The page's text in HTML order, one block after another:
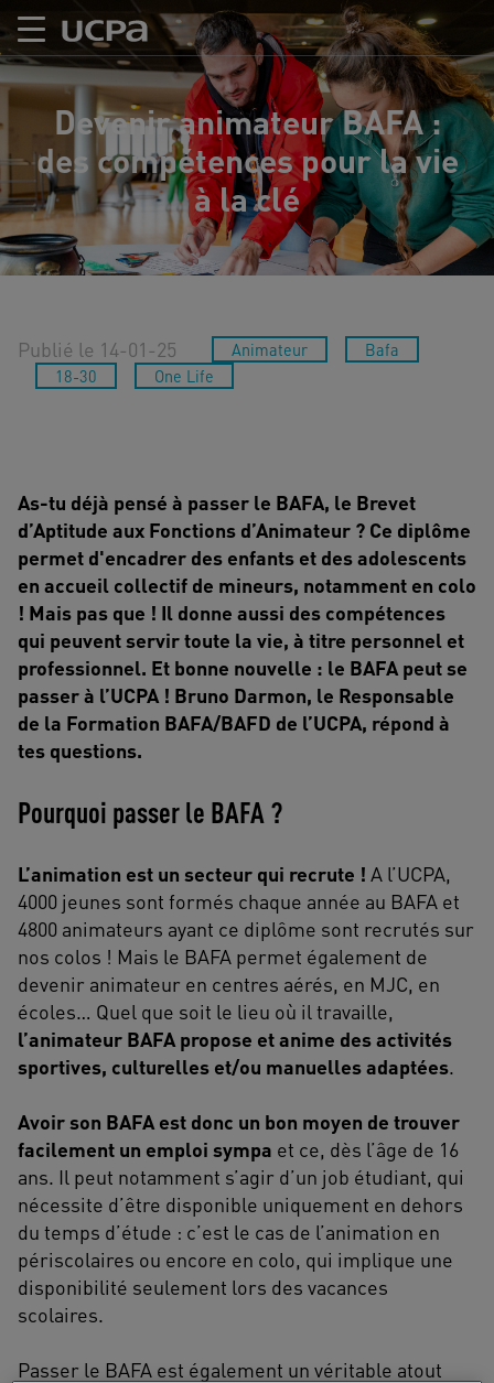
Devenir animateur BAFA :
des compétences pour la vie
à la clé
Publié le 14-01-25 Animateur
Bafa
18-30
One Life
As-tu déjà pensé à passer le BAFA, le Brevet
d’Aptitude aux Fonctions d’Animateur ? Ce diplôme
permet d'encadrer des enfants et des adolescents
en accueil collectif de mineurs, notamment en colo
! Mais pas que ! Il donne aussi des compétences
qui peuvent servir toute la vie, à titre personnel et
professionnel. Et bonne nouvelle : le BAFA peut se
passer à l’UCPA ! Bruno Darmon, le Responsable
de la Formation BAFA/BAFD de l’UCPA, répond à
tes questions.
Pourquoi passer le BAFA ?
L’animation est un secteur qui recrute ! A l’UCPA,
4000 jeunes sont formés chaque année au BAFA et
4800 animateurs ayant ce diplôme sont recrutés sur
nos colos ! Mais le BAFA permet également de
devenir animateur en centres aérés, en MJC, en
écoles… Quel que soit le lieu où il travaille,
l’animateur BAFA propose et anime des activités
sportives, culturelles et/ou manuelles adaptées.
Avoir son BAFA est donc un bon moyen de trouver
facilement un emploi sympa et ce, dès l’âge de 16
ans. Il peut notamment s’agir d’un job étudiant, qui
nécessite d’être disponible uniquement en dehors
du temps d’étude : c’est le cas de l’animation en
périscolaires ou encore en colo, qui implique une
disponibilité seulement lors des vacances
scolaires.
Passer le BAFA est également un véritable atout